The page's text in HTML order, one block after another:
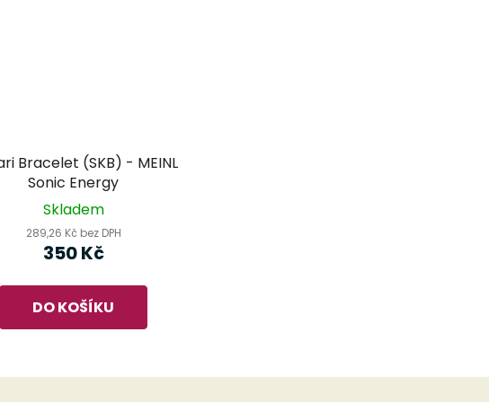
Bracelet (SKB) - MEINL
Sonic Energy
Skladem
289,26 Kč bez DPH
350 Kč
DO KOŠÍKU